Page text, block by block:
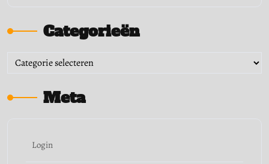
Categorieën
Categorieën
Meta
Login